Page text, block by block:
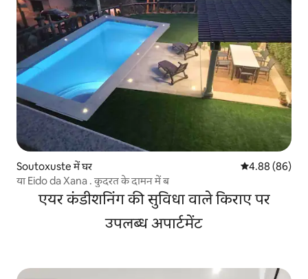
Soutoxuste में घर औसत रेटिंग 5 में
4.88 (86)
या Eido da Xana . कुदरत के दामन में ब
एयर कंडीशनिंग की सुविधा वाले किराए पर
उपलब्ध अपार्टमेंट